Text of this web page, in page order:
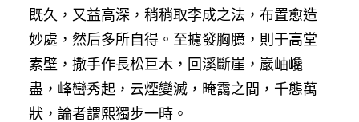
既久，又益高深，稍稍取李成之法，布置愈造
妙處，然后多所自得。至攄發胸臆，則于高堂
素壁，撒手作長松巨木，回溪斷崖，巖岫巉
盡，峰巒秀起，云煙變滅，晻靄之間，千態萬
狀，論者謂熙獨步一時。